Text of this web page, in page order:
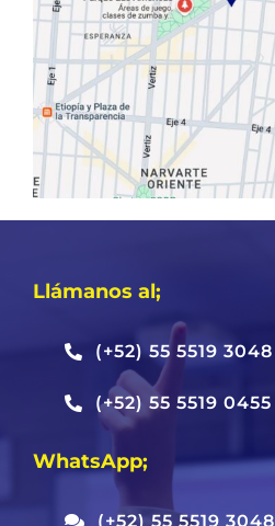
Llámanos al;
(+52) 55 5519 3048
(+52) 55 5519 0455
WhatsApp;
(+52) 55 5519 3048